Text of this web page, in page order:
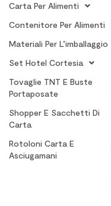
Carta Per Alimenti
Contenitore Per Alimenti
Materiali Per L’imballaggio
Set Hotel Cortesia
Tovaglie TNT E Buste
Portaposate
Shopper E Sacchetti Di
Carta
Rotoloni Carta E
Asciugamani